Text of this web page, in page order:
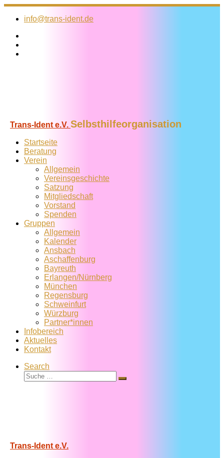
Zum
Inhalt
info@trans-ident.de
Trans-Ident e.V. Selbsthilfeorganisation
Startseite
Beratung
Verein
Allgemein
Vereins­geschichte
Satzung
Mitglied­schaft
Vorstand
Spenden
Gruppen
Allgemein
Kalender
Ansbach
Aschaffenburg
Bayreuth
Erlangen/Nürnberg
München
Regensburg
Schweinfurt
Würzburg
Partner*innen
Infobereich
Aktuelles
Kontakt
Search
Suche
Suche
Trans-Ident e.V.